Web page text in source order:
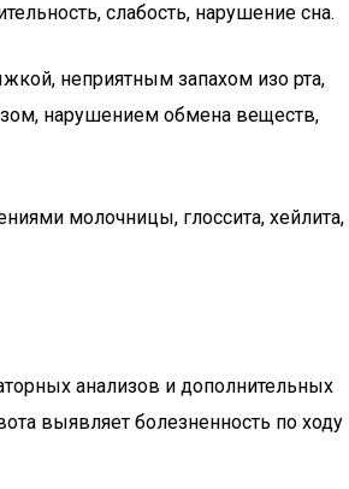
слабость, нарушение сна.
неприятным запахом изо рта,
нарушением обмена веществ,
молочницы, глоссита, хейлита,
анализов и дополнительных
выявляет болезненность по ходу